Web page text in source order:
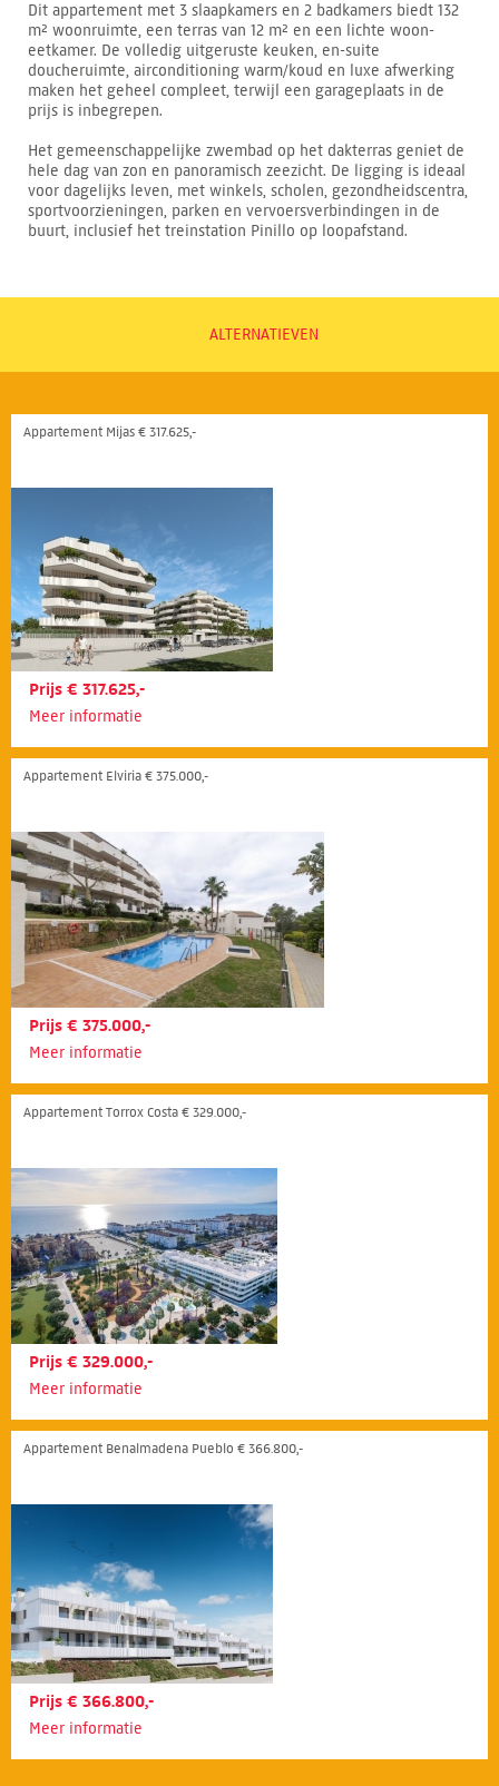
Dit appartement met 3 slaapkamers en 2 badkamers biedt 132
m² woonruimte, een terras van 12 m² en een lichte woon-
eetkamer. De volledig uitgeruste keuken, en-suite
doucheruimte, airconditioning warm/koud en luxe afwerking
maken het geheel compleet, terwijl een garageplaats in de
prijs is inbegrepen.
Het gemeenschappelijke zwembad op het dakterras geniet de
hele dag van zon en panoramisch zeezicht. De ligging is ideaal
voor dagelijks leven, met winkels, scholen, gezondheidscentra,
sportvoorzieningen, parken en vervoersverbindingen in de
buurt, inclusief het treinstation Pinillo op loopafstand.
ALTERNATIEVEN
Appartement Mijas € 317.625,-
Prijs € 317.625,-
Meer informatie
Appartement Elviria € 375.000,-
Prijs € 375.000,-
Meer informatie
Appartement Torrox Costa € 329.000,-
Prijs € 329.000,-
Meer informatie
Appartement Benalmadena Pueblo € 366.800,-
Prijs € 366.800,-
Meer informatie